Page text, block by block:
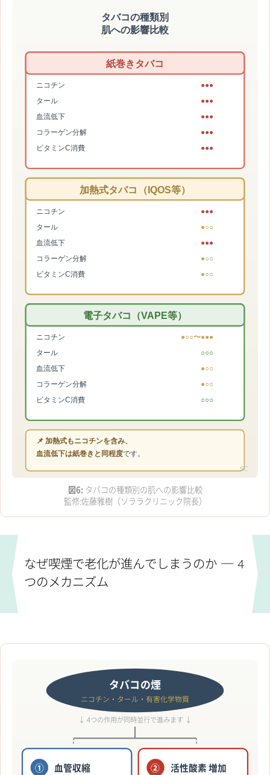
タバコの種類別
肌への影響比較
紙巻きタバコ
ニコチン
●●●
タール
●●●
血流低下
●●●
コラーゲン分解 ●●●
ビタミンC消費 ●●●
加熱式タバコ（IQOS等）
ニコチン ●●●
タール
●○○
血流低下
●●●
コラーゲン分解 ●○○
ビタミンC消費 ●○○
電子タバコ（VAPE等）
ニコチン ●○○〜●●●
タール
○○○
血流低下
●○○
コラーゲン分解
●○○
ビタミンC消費
○○○
📌 加熱式もニコチンを含み、
血流低下は紙巻きと同程度です。
SC
図6:タバコの種類別の肌への影響比較
監修:佐藤雅樹（ソララクリニック院長）
なぜ喫煙で老化が進んでしまうのか ─ 4
つのメカニズム
タバコの煙
ニコチン・タール・有害化学物質
↓ 4つの作用が同時並行で進みます ↓
① 血管収縮 ② 活性酸素 増加